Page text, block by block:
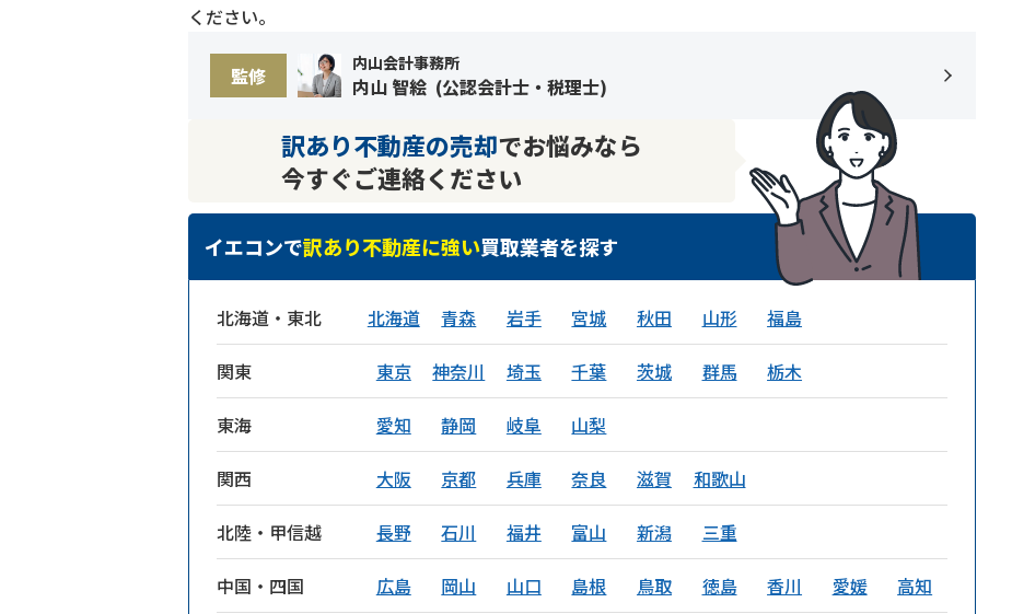
ください。
監修 内山会計事務所
内山 智絵 (公認会計士・税理士)
訳あり不動産の売却でお悩みなら
今すぐご連絡ください
イエコンで訳あり不動産に強い買取業者を探す
北海道・東北 北海道 青森 岩手 宮城 秋田 山形 福島
関東 東京 神奈川 埼玉 千葉 茨城 群馬 栃木
東海 愛知 静岡 岐阜 山梨
関西 大阪 京都 兵庫 奈良 滋賀 和歌山
北陸・甲信越 長野 石川 福井 富山 新潟 三重
中国・四国 広島 岡山 山口 島根 鳥取 徳島 香川 愛媛 高知